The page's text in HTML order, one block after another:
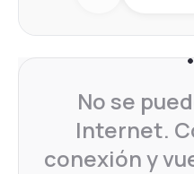
No se
Internet.
conexión y